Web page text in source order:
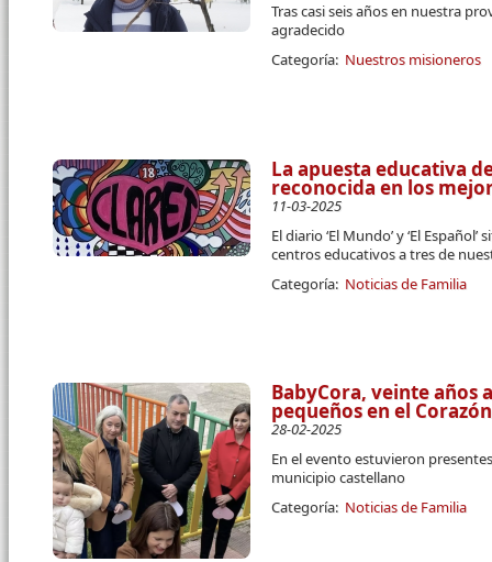
Tras casi seis años en nuestra
agradecido
Categoría: Nuestros misioneros
La apuesta educativa
reconocida en los
11-03-2025
El diario ‘El Mundo’ y ‘El
centros educativos a tres de
Categoría: Noticias de Familia
BabyCora, veinte años
pequeños en el
28-02-2025
En el evento estuvieron
municipio castellano
Categoría: Noticias de Familia